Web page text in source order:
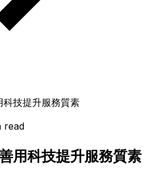
技提升服務質素
read
用科技提升服務質素